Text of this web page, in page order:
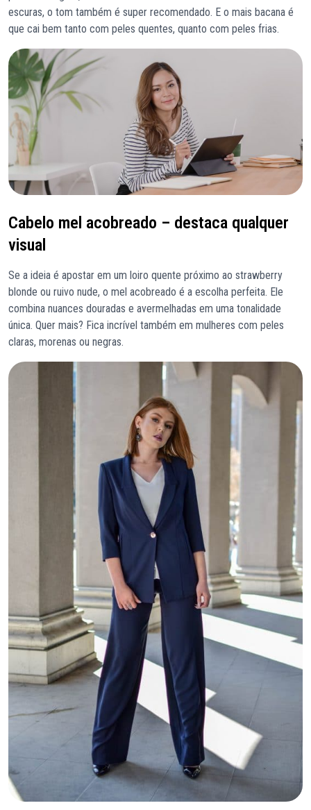
escuras, o tom também é super recomendado. E o mais bacana é
que cai bem tanto com peles quentes, quanto com peles frias.
Cabelo mel acobreado – destaca qualquer
visual
Se a ideia é apostar em um loiro quente próximo ao strawberry
blonde ou ruivo nude, o mel acobreado é a escolha perfeita. Ele
combina nuances douradas e avermelhadas em uma tonalidade
única. Quer mais? Fica incrível também em mulheres com peles
claras, morenas ou negras.